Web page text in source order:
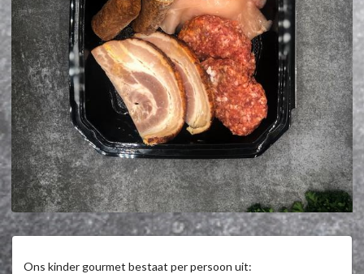
Ons kinder gourmet bestaat per persoon uit: